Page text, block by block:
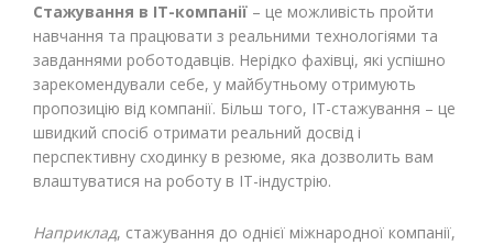
Стажування в ІТ-компанії – це можливість пройти
навчання та працювати з реальними технологіями та
завданнями роботодавців. Нерідко фахівці, які успішно
зарекомендували себе, у майбутньому отримують
пропозицію від компанії. Більш того, ІТ-стажування – це
швидкий спосіб отримати реальний досвід і
перспективну сходинку в резюме, яка дозволить вам
влаштуватися на роботу в ІТ-індустрію.
Наприклад, стажування до однієї міжнародної компанії,